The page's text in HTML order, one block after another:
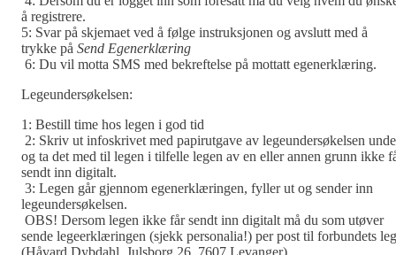
å registrere.
5: Svar på skjemaet ved å følge instruksjonen og avslutt med å
trykke på Send Egenerklæring
6: Du vil motta SMS med bekreftelse på mottatt egenerklæring.
Legeundersøkelsen:
1: Bestill time hos legen i god tid
2: Skriv ut infoskrivet med papirutgave av legeundersøkelsen
og ta det med til legen i tilfelle legen av en eller annen grunn ikke
sendt inn digitalt.
3: Legen går gjennom egenerklæringen, fyller ut og sender inn
legeundersøkelsen.
OBS! Dersom legen ikke får sendt inn digitalt må du som utøver
sende legeerklæringen (sjekk personalia!) per post til forbundets
(Håvard Dybdahl, Julsborg 26, 7607 Levanger).